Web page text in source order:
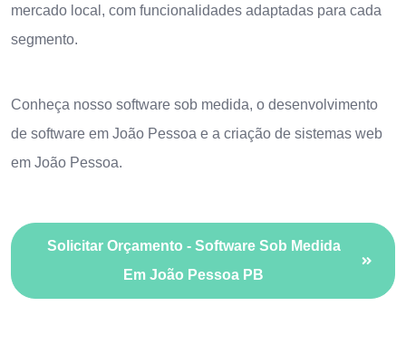
mercado local, com funcionalidades adaptadas para cada
segmento.
Conheça nosso software sob medida, o desenvolvimento
de software em João Pessoa e a criação de sistemas web
em João Pessoa.
Solicitar Orçamento - Software Sob Medida
Em João Pessoa PB